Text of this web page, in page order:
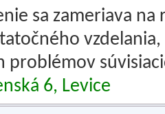
sa zameriava
problémov
6, Levice